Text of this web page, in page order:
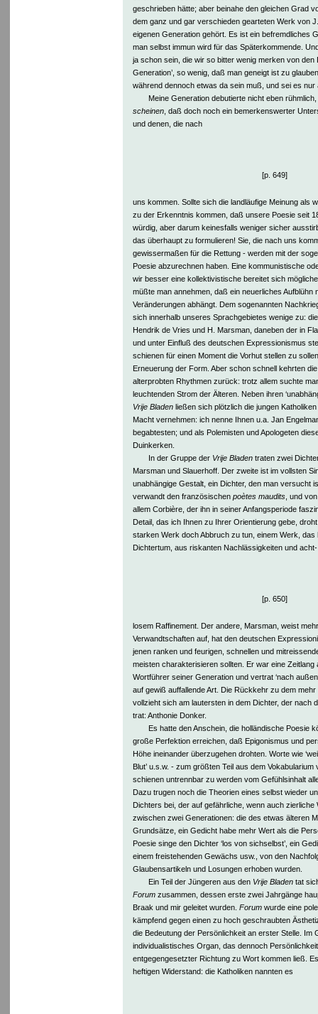
geschrieben hätte; aber beinahe den gleichen Grad
dem ganz und gar verschieden gearteten Werk von
eigenen Generation gehört. Es ist ein befremdliches
man selbst immun wird für das Späterkommende.
ja schon sein, die wir so bitter wenig merken von den
Generation’, so wenig, daß man geneigt ist zu
während dennoch etwas da sein muß, und sei es nur
Meine Generation debutierte nicht eben
scheinen, daß doch noch ein bemerkenswerter
und denen, die nach
[p. 649]
uns kommen. Sollte sich die landläufige Meinung als
zu der Erkenntnis kommen, daß unsere Poesie seit
würdig, aber darum keinesfalls weniger sicher
das überhaupt zu formulieren! Sie, die nach uns
gewissermaßen für die Rettung - werden mit der
Poesie abzurechnen haben. Eine kommunistische
wir besser eine kollektivistische bereitet sich
müßte man annehmen, daß ein neuerliches Aufblühn
Veränderungen abhängt. Dem sogenannten
sich innerhalb unseres Sprachgebietes wenige zu:
Hendrik de Vries und H. Marsman, daneben der in
und unter Einfluß des deutschen Expressionismus
schienen für einen Moment die Vorhut stellen zu
Erneuerung der Form. Aber schon schnell kehrten
alterprobten Rhythmen zurück: trotz allem suchte
leuchtenden Strom der Älteren. Neben ihren
Vrije Bladenließen sich plötzlich die jungen
Macht vernehmen: ich nenne Ihnen u.a. Jan
begabtesten; und als Polemisten und Apologeten
Duinkerken.
In der Gruppe der Vrije Bladentraten zwei
Marsman und Slauerhoff. Der zweite ist im vollsten
unabhängige Gestalt, ein Dichter, den man versucht
verwandt den französischen poètes maudits, und
allem Corbière, der ihn in seiner Anfangsperiode
Detail, das ich Ihnen zu Ihrer Orientierung gebe,
starken Werk doch Abbruch zu tun, einem Werk, das
Dichtertum, aus riskanten Nachlässigkeiten und acht-
[p. 650]
losem Raffinement. Der andere, Marsman, weist
Verwandtschaften auf, hat den deutschen
jenen ranken und feurigen, schnellen und
meisten charakterisieren sollten. Er war eine Zeitlang
Wortführer seiner Generation und vertrat ‘nach
auf gewiß auffallende Art. Die Rückkehr zu dem
vollzieht sich am lautersten in dem Dichter, der nach
trat: Anthonie Donker.
Es hatte den Anschein, die holländische Poesie
große Perfektion erreichen, daß Epigonismus und
Höhe ineinander überzugehen drohten. Worte wie
Blut’ u.s.w. - zum größten Teil aus dem Vokabularium
schienen untrennbar zu werden vom Gefühlsinhalt
Dazu trugen noch die Theorien eines selbst wieder
Dichters bei, der auf gefährliche, wenn auch zierliche
zwischen zwei Generationen: die des etwas älteren
Grundsätze, ein Gedicht habe mehr Wert als die
Poesie singe den Dichter ‘los von sichselbst’, ein
einem freistehenden Gewächs usw., von den
Glaubensartikeln und Losungen erhoben wurden.
Ein Teil der Jüngeren aus den Vrije Bladentat
Forumzusammen, dessen erste zwei Jahrgänge
Braak und mir geleitet wurden. Forumwurde eine
kämpfend gegen einen zu hoch geschraubten
die Bedeutung der Persönlichkeit an erster Stelle. Im
individualistisches Organ, das dennoch
entgegengesetzter Richtung zu Wort kommen ließ.
heftigen Widerstand: die Katholiken nannten es